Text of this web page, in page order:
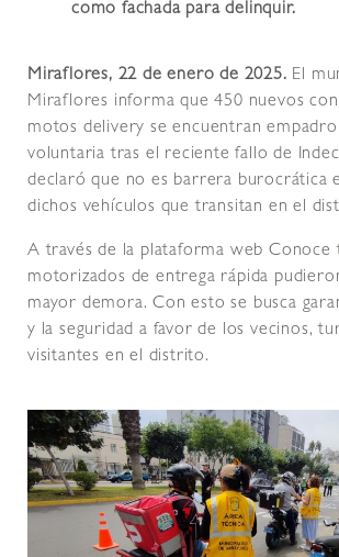
como fachada para delinquir.
Miraflores, 22 de enero de 2025. El
Miraflores informa que 450 nuevos
motos delivery se encuentran
voluntaria tras el reciente fallo de
declaró que no es barrera burocrática
dichos vehículos que transitan en el
A través de la plataforma web Conoce
motorizados de entrega rápida
mayor demora. Con esto se busca
y la seguridad a favor de los vecinos,
visitantes en el distrito.